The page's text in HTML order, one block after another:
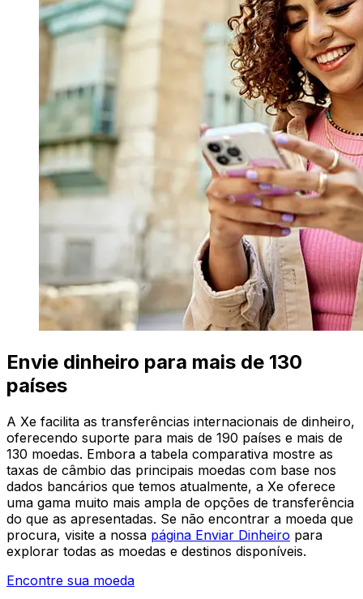
Envie dinheiro para mais de 130
países
A Xe facilita as transferências internacionais de dinheiro,
oferecendo suporte para mais de 190 países e mais de
130 moedas. Embora a tabela comparativa mostre as
taxas de câmbio das principais moedas com base nos
dados bancários que temos atualmente, a Xe oferece
uma gama muito mais ampla de opções de transferência
do que as apresentadas. Se não encontrar a moeda que
procura, visite a nossa página Enviar Dinheiro para
explorar todas as moedas e destinos disponíveis.
Encontre sua moeda